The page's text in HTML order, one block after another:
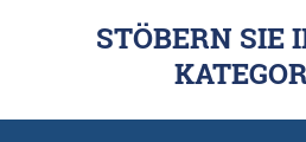
STÖBERN SIE